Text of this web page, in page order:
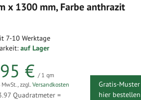
x 1300 mm, Farbe anthrazit
7-10 Werktage
auf Lager
€ / 1 qm
MwSt.,zzgl.Versandkosten
Quadratmeter =
Gratis-Muster
hier bestellen